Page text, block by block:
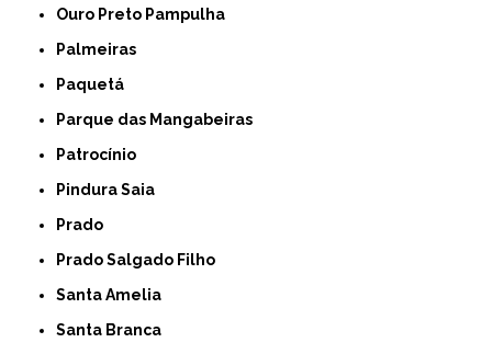
Ouro Preto Pampulha
Palmeiras
Paquetá
Parque das Mangabeiras
Patrocínio
Pindura Saia
Prado
Prado Salgado Filho
Santa Amelia
Santa Branca